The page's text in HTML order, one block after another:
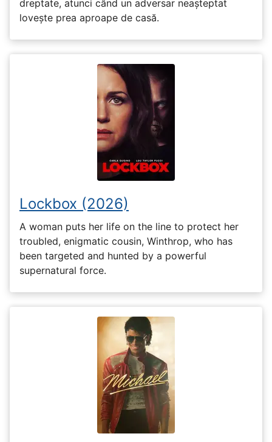
dreptate, atunci când un adversar neașteptat
lovește prea aproape de casă.
Lockbox (2026)
A woman puts her life on the line to protect her
troubled, enigmatic cousin, Winthrop, who has
been targeted and hunted by a powerful
supernatural force.